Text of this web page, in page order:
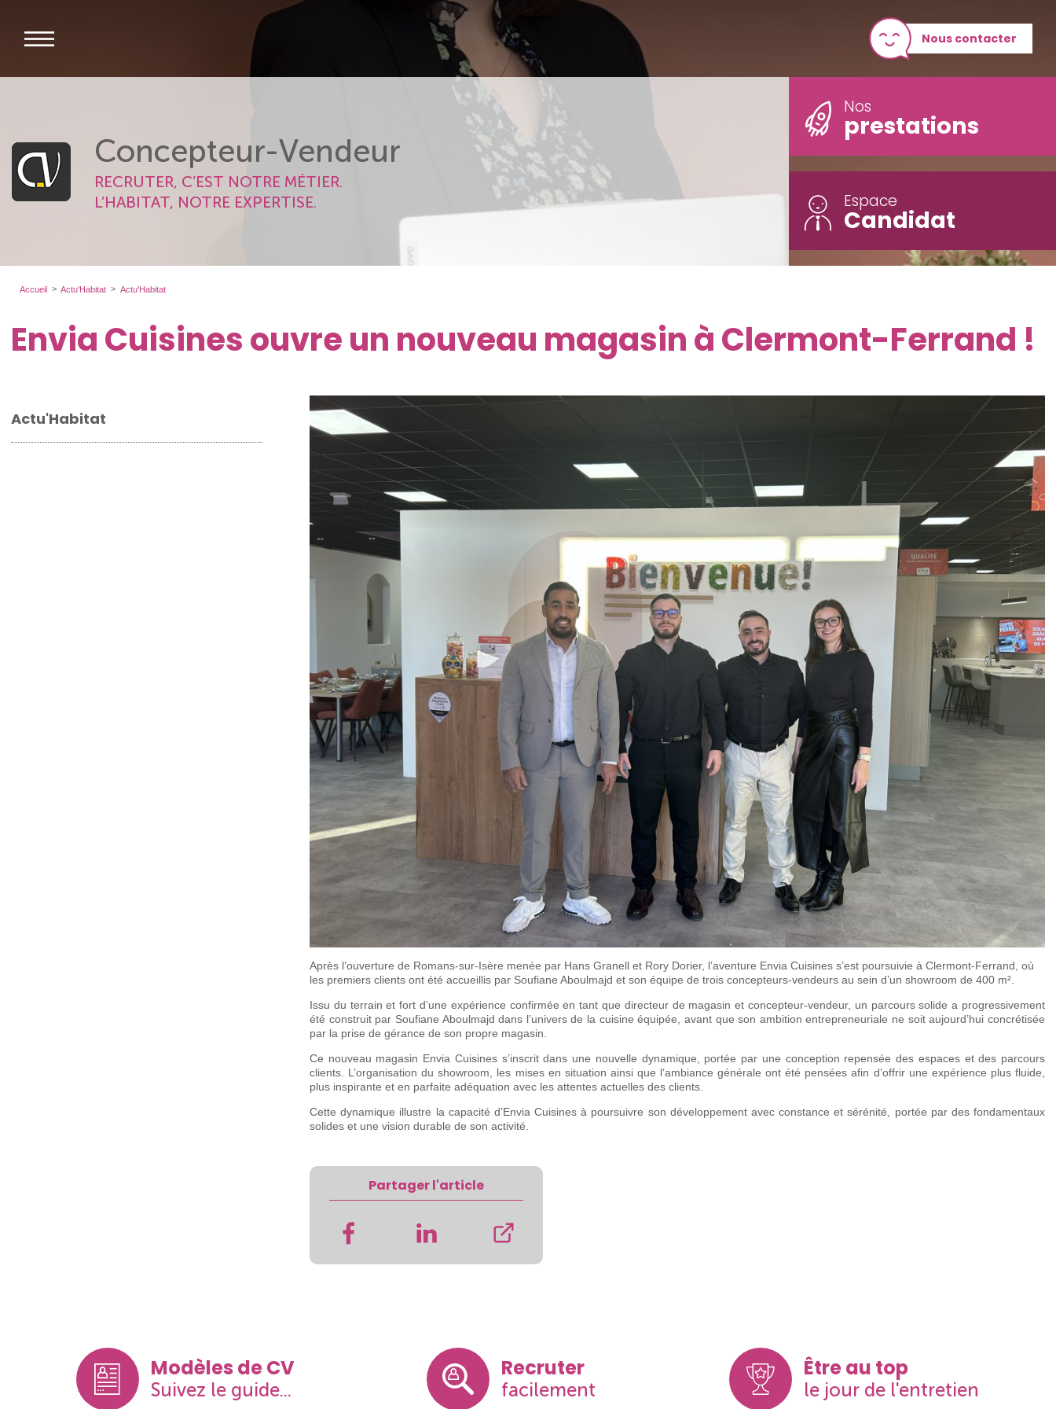
Nous contacter
Concepteur-Vendeur
RECRUTER, C’EST NOTRE MÉTIER.
L’HABITAT, NOTRE EXPERTISE.
Nos
prestations
Espace
Candidat
Accueil Actu'Habitat Actu'Habitat
Envia Cuisines ouvre un nouveau magasin à Clermont-Ferrand !
Actu'Habitat
Après l’ouverture de Romans-sur-Isère menée par Hans Granell et Rory Dorier, l’aventure Envia Cuisines s’est poursuivie à Clermont-Ferrand, où
les premiers clients ont été accueillis par Soufiane Aboulmajd et son équipe de trois concepteurs-vendeurs au sein d’un showroom de 400 m².
Issu du terrain et fort d’une expérience confirmée en tant que directeur de magasin et concepteur-vendeur, un parcours solide a progressivement
été construit par Soufiane Aboulmajd dans l’univers de la cuisine équipée, avant que son ambition entrepreneuriale ne soit aujourd’hui concrétisée
par la prise de gérance de son propre magasin.
Ce nouveau magasin Envia Cuisines s’inscrit dans une nouvelle dynamique, portée par une conception repensée des espaces et des parcours
clients. L’organisation du showroom, les mises en situation ainsi que l’ambiance générale ont été pensées afin d’offrir une expérience plus fluide,
plus inspirante et en parfaite adéquation avec les attentes actuelles des clients.
Cette dynamique illustre la capacité d’Envia Cuisines à poursuivre son développement avec constance et sérénité, portée par des fondamentaux
solides et une vision durable de son activité.
Partager l'article
Modèles de CV
Suivez le guide...
Recruter
facilement
Être au top
le jour de l'entretien